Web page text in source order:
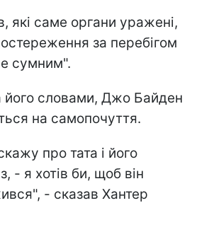
які саме органи уражені,
за перебігом
сумним".
його словами, Джо Байден
на самопочуття.
про тата і його
- я хотів би, щоб він
- сказав Хантер